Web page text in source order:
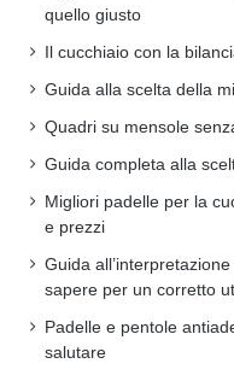
quello giusto
Il cucchiaio con la
Guida alla scelta della
Quadri su mensole
Guida completa alla
Migliori padelle per la
e prezzi
Guida
sapere per un corretto
Padelle e pentole
salutare